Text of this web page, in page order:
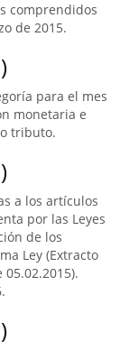
comprendidos
de 2015.
para el mes
monetaria e
tributo.
a los artículos
por las Leyes
de los
Ley (Extracto